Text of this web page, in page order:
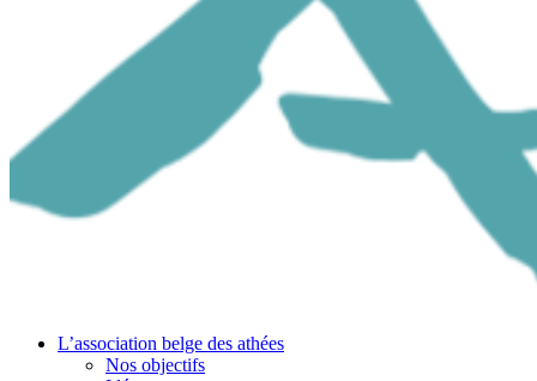
L’association belge des athées
Nos objectifs